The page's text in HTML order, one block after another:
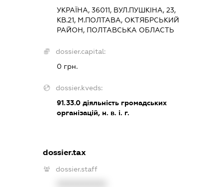
УКРАЇНА, 36011, ВУЛ.ПУШКІНА, 23,
КВ.21, М.ПОЛТАВА, ОКТЯБРСЬКИЙ
РАЙОН, ПОЛТАВСЬКА ОБЛАСТЬ
dossier.capital:
0 грн.
dossier.kveds:
91.33.0 діяльність громадських
організацій, н. в. і. г.
dossier.tax
dossier.staff